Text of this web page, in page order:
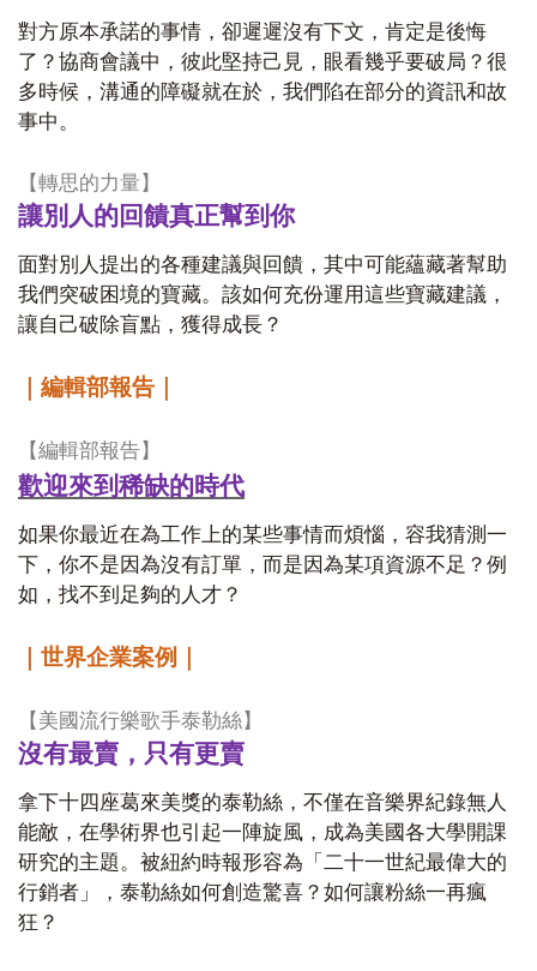
對方原本承諾的事情，卻遲遲沒有下文，肯定是後悔
了？協商會議中，彼此堅持己見，眼看幾乎要破局？很
多時候，溝通的障礙就在於，我們陷在部分的資訊和故
事中。
【轉思的力量】
讓別人的回饋真正幫到你
面對別人提出的各種建議與回饋，其中可能蘊藏著幫助
我們突破困境的寶藏。該如何充份運用這些寶藏建議，
讓自己破除盲點，獲得成長？
｜編輯部報告｜
【編輯部報告】
歡迎來到稀缺的時代
如果你最近在為工作上的某些事情而煩惱，容我猜測一
下，你不是因為沒有訂單，而是因為某項資源不足？例
如，找不到足夠的人才？
｜世界企業案例｜
【美國流行樂歌手泰勒絲】
沒有最賣，只有更賣
拿下十四座葛來美獎的泰勒絲，不僅在音樂界紀錄無人
能敵，在學術界也引起一陣旋風，成為美國各大學開課
研究的主題。被紐約時報形容為「二十一世紀最偉大的
行銷者」，泰勒絲如何創造驚喜？如何讓粉絲一再瘋
狂？